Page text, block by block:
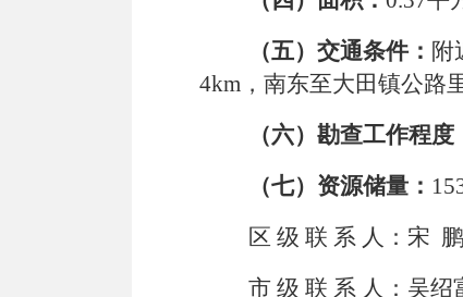
（五）交通条件： 附
4km ，南东至大田镇公路
（六）勘查工作程度
（七）资源储量：
区级 联 系 人：宋 鹏
市级 联 系 人：吴绍